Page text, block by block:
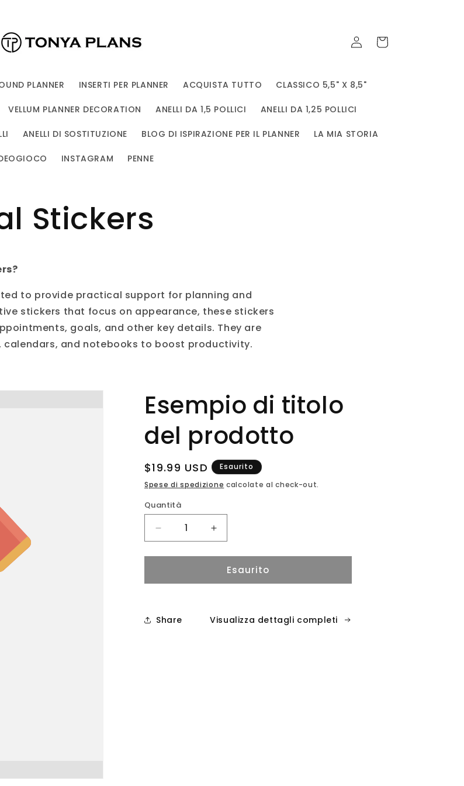
PLANNER INSERTI PER PLANNER ACQUISTA TUTTO CLASSICO 5,5" X 8,5"
VELLUM PLANNER DECORATION ANELLI DA 1,5 POLLICI ANELLI DA 1,25 POLLICI
ANELLI DI SOSTITUZIONE BLOG DI ISPIRAZIONE PER IL PLANNER LA MIA STORIA
INSTAGRAM PENNE
Accedi Carrello
Stickers
to provide practical support for planning and
stickers that focus on appearance, these stickers
goals, and other key details. They are
calendars, and notebooks to boost productivity.
Esempio di titolo
del prodotto
Prezzo
di
listino
$19.99 USD
Esaurito
Spese di spedizione calcolate al check-out.
Quantità
Diminuisci
quantità
per
Aumenta
quantità
per
Esaurito
Share Visualizza dettagli completi